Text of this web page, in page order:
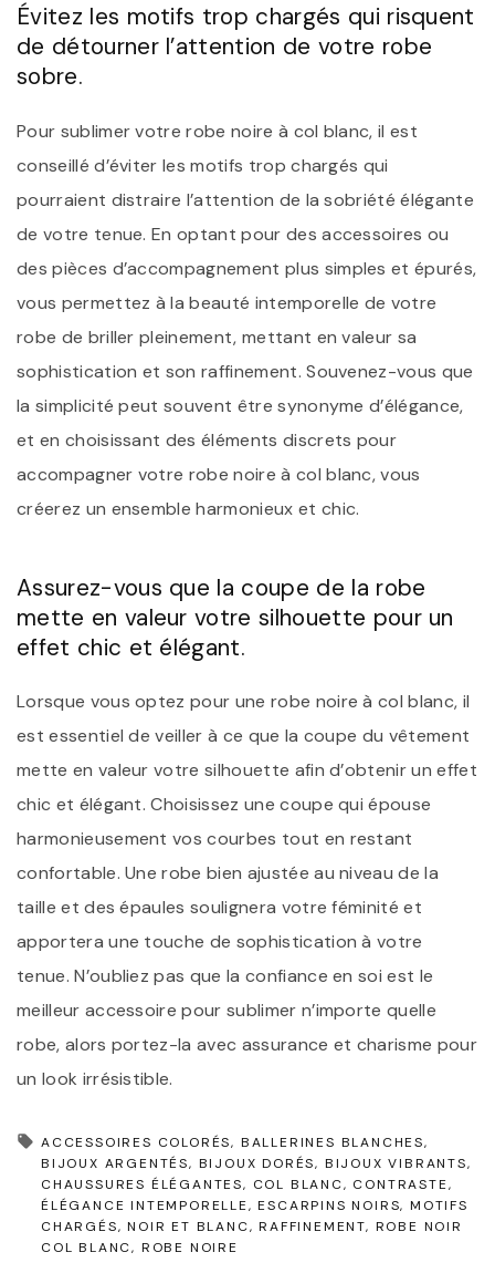
Évitez les motifs trop chargés qui risquent
de détourner l’attention de votre robe
sobre.
Pour sublimer votre robe noire à col blanc, il est
conseillé d’éviter les motifs trop chargés qui
pourraient distraire l’attention de la sobriété élégante
de votre tenue. En optant pour des accessoires ou
des pièces d’accompagnement plus simples et épurés,
vous permettez à la beauté intemporelle de votre
robe de briller pleinement, mettant en valeur sa
sophistication et son raffinement. Souvenez-vous que
la simplicité peut souvent être synonyme d’élégance,
et en choisissant des éléments discrets pour
accompagner votre robe noire à col blanc, vous
créerez un ensemble harmonieux et chic.
Assurez-vous que la coupe de la robe
mette en valeur votre silhouette pour un
effet chic et élégant.
Lorsque vous optez pour une robe noire à col blanc, il
est essentiel de veiller à ce que la coupe du vêtement
mette en valeur votre silhouette afin d’obtenir un effet
chic et élégant. Choisissez une coupe qui épouse
harmonieusement vos courbes tout en restant
confortable. Une robe bien ajustée au niveau de la
taille et des épaules soulignera votre féminité et
apportera une touche de sophistication à votre
tenue. N’oubliez pas que la confiance en soi est le
meilleur accessoire pour sublimer n’importe quelle
robe, alors portez-la avec assurance et charisme pour
un look irrésistible.
ACCESSOIRES COLORÉS BALLERINES BLANCHES
BIJOUX ARGENTÉS BIJOUX DORÉS BIJOUX VIBRANTS
CHAUSSURES ÉLÉGANTES
COL BLANC
CONTRASTE
ÉLÉGANCE INTEMPORELLE
ESCARPINS NOIRS MOTIFS
CHARGÉS
NOIR ET BLANC RAFFINEMENT ROBE NOIR
COL BLANC ROBE NOIRE